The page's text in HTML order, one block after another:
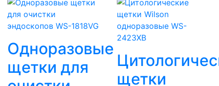
Одноразовые
щетки для
щетки